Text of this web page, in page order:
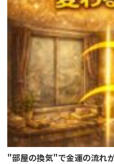
"部屋の換気"で金運の流れ